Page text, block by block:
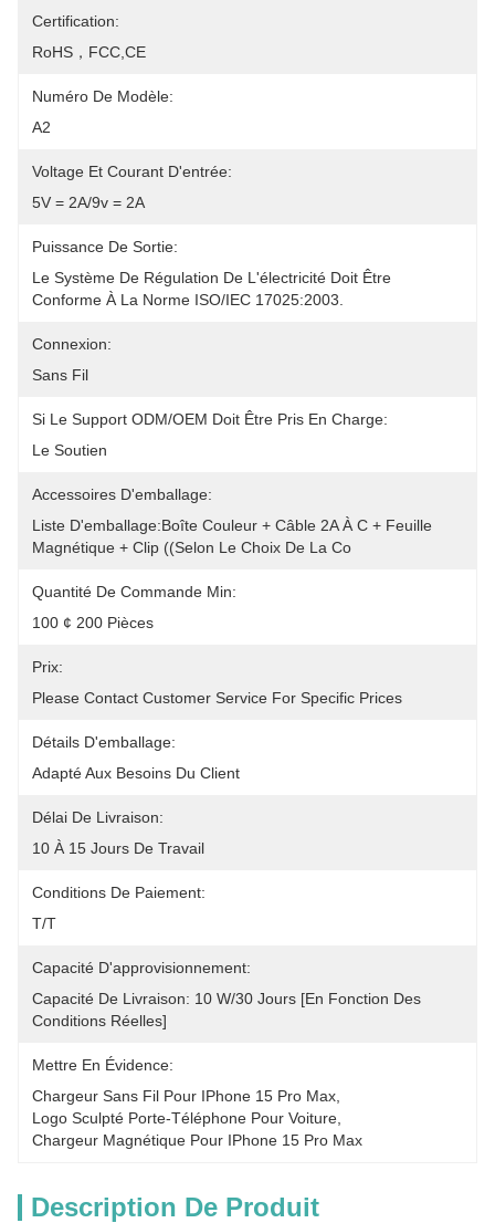
Certification:
RoHS，FCC,CE
Numéro De Modèle:
A2
Voltage Et Courant D'entrée:
5V = 2A/9v = 2A
Puissance De Sortie:
Le Système De Régulation De L'électricité Doit Être
Conforme À La Norme ISO/IEC 17025:2003.
Connexion:
Sans Fil
Si Le Support ODM/OEM Doit Être Pris En Charge:
Le Soutien
Accessoires D'emballage:
Liste D'emballage:Boîte Couleur + Câble 2A À C + Feuille
Magnétique + Clip ((selon Le Choix De La Co
Quantité De Commande Min:
100 ¢ 200 Pièces
Prix:
Please Contact Customer Service For Specific Prices
Détails D'emballage:
Adapté Aux Besoins Du Client
Délai De Livraison:
10 À 15 Jours De Travail
Conditions De Paiement:
T/T
Capacité D'approvisionnement:
Capacité De Livraison: 10 W/30 Jours [en Fonction Des
Conditions Réelles]
Mettre En Évidence:
Chargeur Sans Fil Pour IPhone 15 Pro Max
Logo Sculpté Porte-Téléphone Pour Voiture
Chargeur Magnétique Pour IPhone 15 Pro Max
Description De Produit